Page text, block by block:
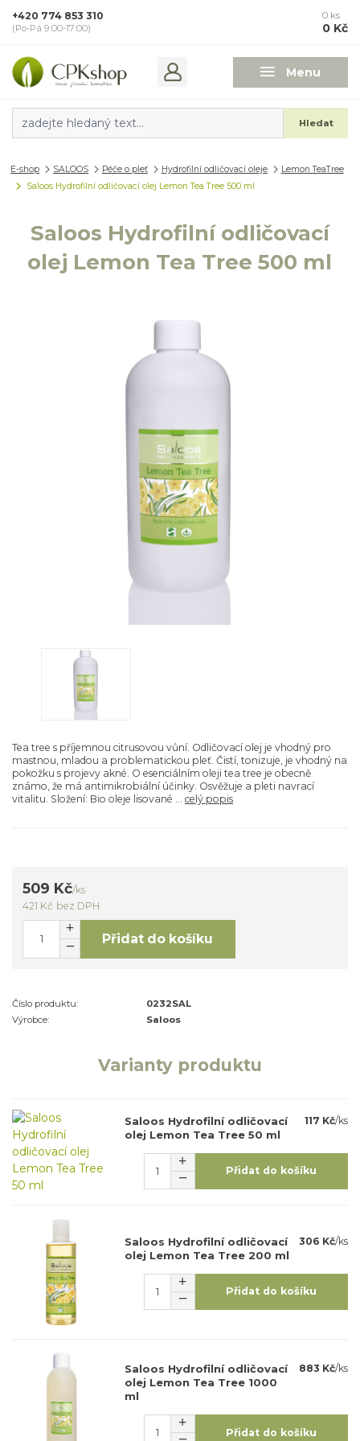
Menu
Hledat
+420 774 853 310
(Po-Pá 9:00-17:00)
0 ks
0 Kč
E-shop SALOOS Péče o pleť Hydrofilní odličovací oleje
Lemon TeaTree
Saloos Hydrofilní odličovací olej Lemon Tea Tree 500 ml
Saloos Hydrofilní odličovací
olej Lemon Tea Tree 500 ml
Tea tree s příjemnou citrusovou vůní. Odličovací olej je vhodný pro
mastnou, mladou a problematickou pleť. Čistí, tonizuje, je vhodný na
pokožku s projevy akné. O esenciálním oleji tea tree je obecně
známo, že má antimikrobiální účinky. Osvěžuje a pleti navrací
vitalitu. Složení: Bio oleje lisované ... celý popis
509 Kč/ks
421 Kč bez DPH
Přidat do košíku
Číslo produktu:
0232SAL
Výrobce:
Saloos
Varianty produktu
Saloos Hydrofilní odličovací
olej Lemon Tea Tree 50 ml
117 Kč/ks
Přidat do košíku
Saloos Hydrofilní odličovací
olej Lemon Tea Tree 200 ml
306 Kč/ks
Přidat do košíku
Saloos Hydrofilní odličovací
olej Lemon Tea Tree 1000
ml
883 Kč/ks
Přidat do košíku